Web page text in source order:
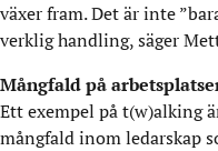
växer fram. Det är inte
verklig handling, säger
Mångfald på
Ett exempel på t(w)alking
mångfald inom ledarskap